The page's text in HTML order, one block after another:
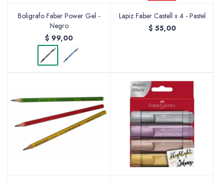
Boligrafo Faber Power Gel -
Negro
$ 99,00
Lapiz Faber Castell x 4 - Pastel
$ 55,00